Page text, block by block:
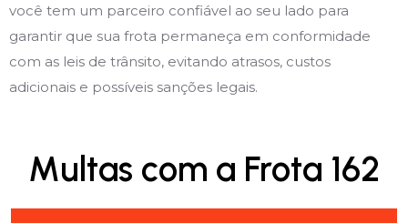
você tem um parceiro confiável ao seu lado para
garantir que sua frota permaneça em conformidade
com as leis de trânsito, evitando atrasos, custos
adicionais e possíveis sanções legais.
Multas com a Frota 162